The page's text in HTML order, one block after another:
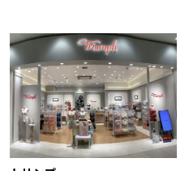
（BLANC basque）、カーキ
（KHA:KI）、ケレン（KELEN）、ラ
プレ（RaPPELER）、ルシェルドハ
リス(le ciel deHARRISS)、トランジ
ットパーサッチ(TRANSIT PAR-
SUCH)、スタンプアンドダイアリー
(STAMP AND DIARY)、ユティリテ
(Utilite)、インディマーク
(INDIMARK)、イェン(YENN)、シニヨ
にモダンなツイストを加えた、遊び
心と上品さが特徴です。